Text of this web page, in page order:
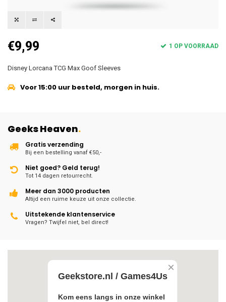
€9,99 1 OP VOORRAAD
Disney Lorcana TCG Max Goof Sleeves
Voor 15:00 uur besteld, morgen in huis.
Geeks Heaven.
Gratis verzending
Bij een bestelling vanaf €50,-
Niet goed? Geld terug!
Tot 14 dagen retourrecht.
Meer dan 3000 producten
Altijd een ruime keuze uit onze collectie.
Uitstekende klantenservice
Vragen? Twijfel niet, bel direct!